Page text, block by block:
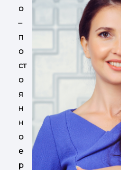
о
–
п
о
ст
о
я
н
н
о
е
р